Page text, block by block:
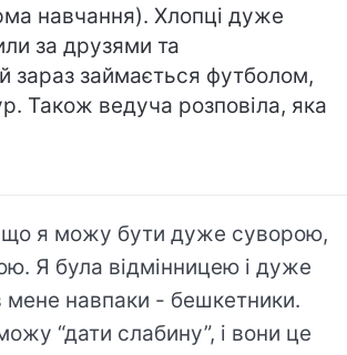
навчання). Хлопці дуже
за друзями та
зараз займається футболом,
Також ведуча розповіла, яка
що я можу бути дуже суворою,
Я була відмінницею і дуже
мене навпаки - бешкетники.
“дати слабину”, і вони це